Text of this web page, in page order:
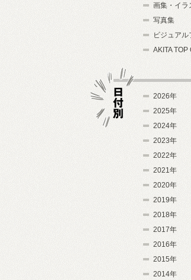
画集・イラ
写真集
ビジュアル
AKITA TOP
2026年
2025年
2024年
2023年
2022年
2021年
2020年
2019年
2018年
2017年
2016年
2015年
2014年